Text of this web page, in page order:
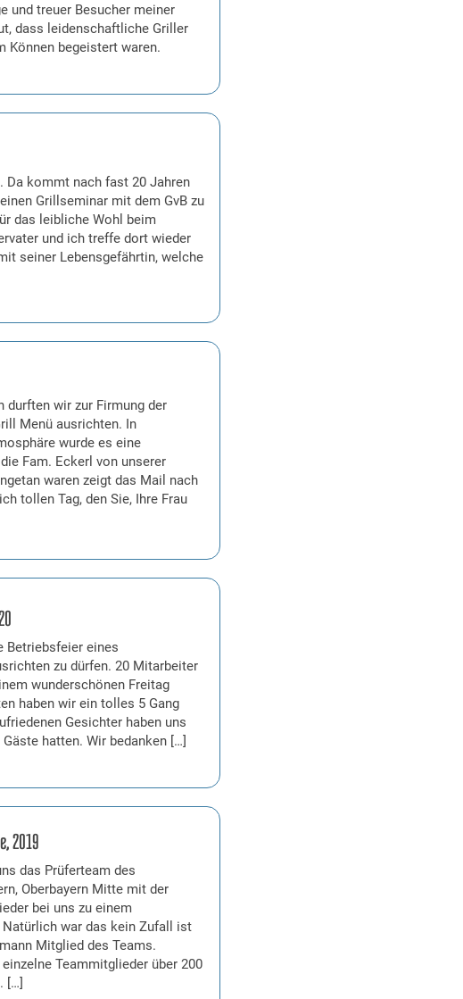
und treuer Besucher meiner
dass leidenschaftliche Griller
Können begeistert waren.
kommt nach fast 20 Jahren
Grillseminar mit dem GvB zu
das leibliche Wohl beim
und ich treffe dort wieder
seiner Lebensgefährtin, welche
durften wir zur Firmung der
Menü ausrichten. In
wurde es eine
Fam. Eckerl von unserer
waren zeigt das Mail nach
tollen Tag, den Sie, Ihre Frau
Betriebsfeier eines
zu dürfen. 20 Mitarbeiter
wunderschönen Freitag
haben wir ein tolles 5 Gang
Gesichter haben uns
hatten. Wir bedanken […]
2019
das Prüferteam des
Oberbayern Mitte mit der
bei uns zu einem
war das kein Zufall ist
Mitglied des Teams.
Teammitglieder über 200
[…]